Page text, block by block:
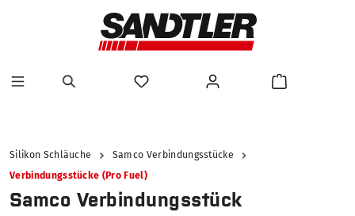
Silikon Schläuche
Samco Verbindungsstücke
Verbindungsstücke (Pro Fuel)
Samco Verbindungsstück